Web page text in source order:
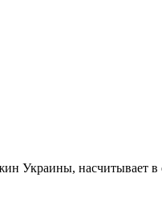
Украины, насчитывает в